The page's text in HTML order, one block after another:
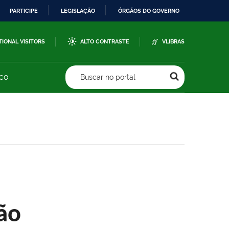
PARTICIPE LEGISLAÇÃO ÓRGÃOS DO GOVERNO
VISITORS ALTO CONTRASTE VLIBRAS
Buscar no portal